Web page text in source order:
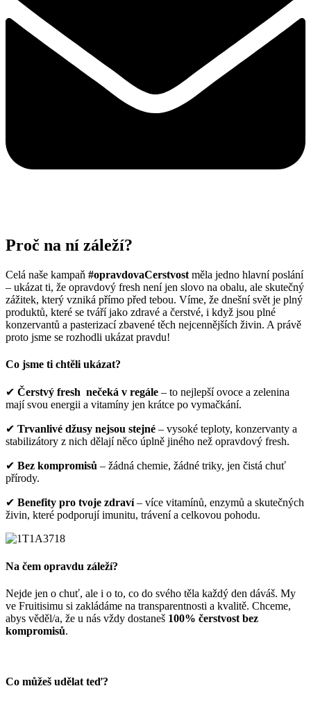
Proč na ní záleží?
Celá naše kampaň #opravdovaCerstvost měla jedno hlavní poslání
– ukázat ti, že opravdový fresh není jen slovo na obalu, ale skutečný
zážitek, který vzniká přímo před tebou. Víme, že dnešní svět je plný
produktů, které se tváří jako zdravé a čerstvé, i když jsou plné
konzervantů a pasterizací zbavené těch nejcennějších živin. A právě
proto jsme se rozhodli ukázat pravdu!
Co jsme ti chtěli ukázat?
✔ Čerstvý fresh nečeká v regále – to nejlepší ovoce a zelenina
mají svou energii a vitamíny jen krátce po vymačkání.
✔ Trvanlivé džusy nejsou stejné – vysoké teploty, konzervanty a
stabilizátory z nich dělají něco úplně jiného než opravdový fresh.
✔ Bez kompromisů – žádná chemie, žádné triky, jen čistá chuť
přírody.
✔ Benefity pro tvoje zdraví– více vitamínů, enzymů a skutečných
živin, které podporují imunitu, trávení a celkovou pohodu.
Na čem opravdu záleží?
Nejde jen o chuť, ale i o to, co do svého těla každý den dáváš. My
ve Fruitisimu si zakládáme na transparentnosti a kvalitě. Chceme,
abys věděl/a, že u nás vždy dostaneš 100% čerstvost bez
kompromisů.
Co můžeš udělat teď?